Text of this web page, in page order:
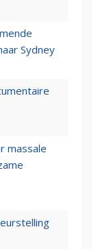
Sydney
massale